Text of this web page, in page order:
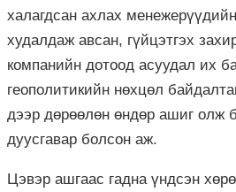
халагдсан ахлах
худалдаж авсан, гүйцэтгэх
компанийн дотоод асуудал их
геополитикийн нөхцөл
дээр дөрөөлөн өндөр ашиг олж
дуусгавар болсон аж.
Цэвэр ашгаас гадна үндсэн